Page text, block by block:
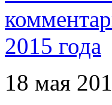
2015 года
18 мая